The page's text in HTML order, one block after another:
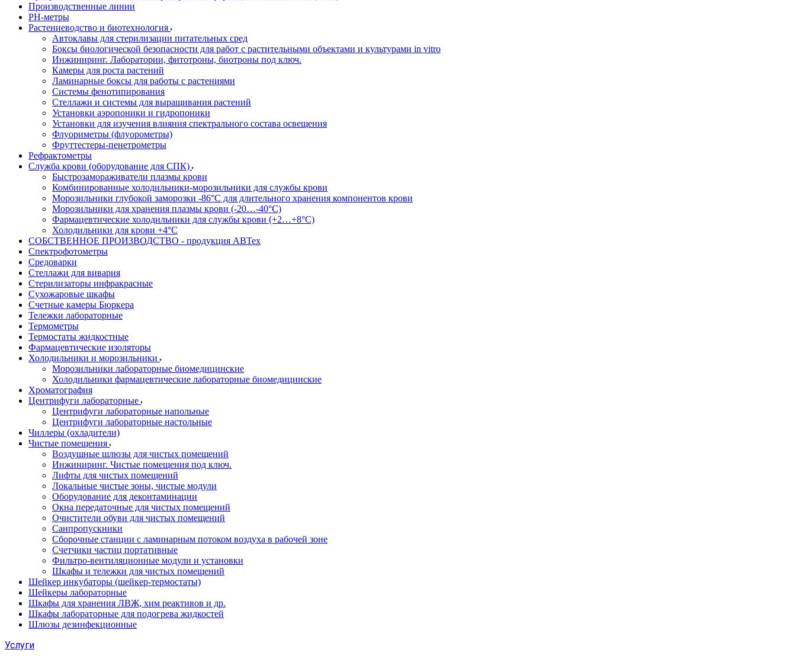
Производственные линии
РH-метры
Растениеводство и биотехнология
Автоклавы для стерилизации питательных сред
Боксы биологической безопасности для работ с растительными объектами и культурами in vitro
Инжиниринг. Лаборатории, фитотроны, биотроны под ключ.
Камеры для роста растений
Ламинарные боксы для работы с растениями
Системы фенотипирования
Стеллажи и системы для выращивания растений
Установки аэропоники и гидропоники
Установки для изучения влияния спектрального состава освещения
Флуориметры (флуорометры)
Фруттестеры-пенетрометры
Рефрактометры
Служба крови (оборудование для СПК)
Быстрозамораживатели плазмы крови
Комбинированные холодильники-морозильники для службы крови
Морозильники глубокой заморозки -86°С для длительного хранения компонентов крови
Морозильники для хранения плазмы крови (-20…-40°С)
Фармацевтические холодильники для службы крови (+2…+8°С)
Холодильники для крови +4°С
СОБСТВЕННОЕ ПРОИЗВОДСТВО - продукция АВТех
Спектрофотометры
Средоварки
Стеллажи для вивария
Стерилизаторы инфракрасные
Сухожаровые шкафы
Счетные камеры Бюркера
Тележки лабораторные
Термометры
Термостаты жидкостные
Фармацевтические изоляторы
Холодильники и морозильники
Морозильники лабораторные биомедицинские
Холодильники фармацевтические лабораторные биомедицинские
Хроматография
Центрифуги лабораторные
Центрифуги лабораторные напольные
Центрифуги лабораторные настольные
Чиллеры (охладители)
Чистые помещения
Воздушные шлюзы для чистых помещений
Инжиниринг. Чистые помещения под ключ.
Лифты для чистых помещений
Локальные чистые зоны, чистые модули
Оборудование для деконтаминации
Окна передаточные для чистых помещений
Очистители обуви для чистых помещений
Санпропускники
Сборочные станции с ламинарным потоком воздуха в рабочей зоне
Счетчики частиц портативные
Фильтро-вентиляционные модули и установки
Шкафы и тележки для чистых помещений
Шейкер инкубаторы (шейкер-термостаты)
Шейкеры лабораторные
Шкафы для хранения ЛВЖ, хим реактивов и др.
Шкафы лабораторные для подогрева жидкостей
Шлюзы дезинфекционные
Услуги